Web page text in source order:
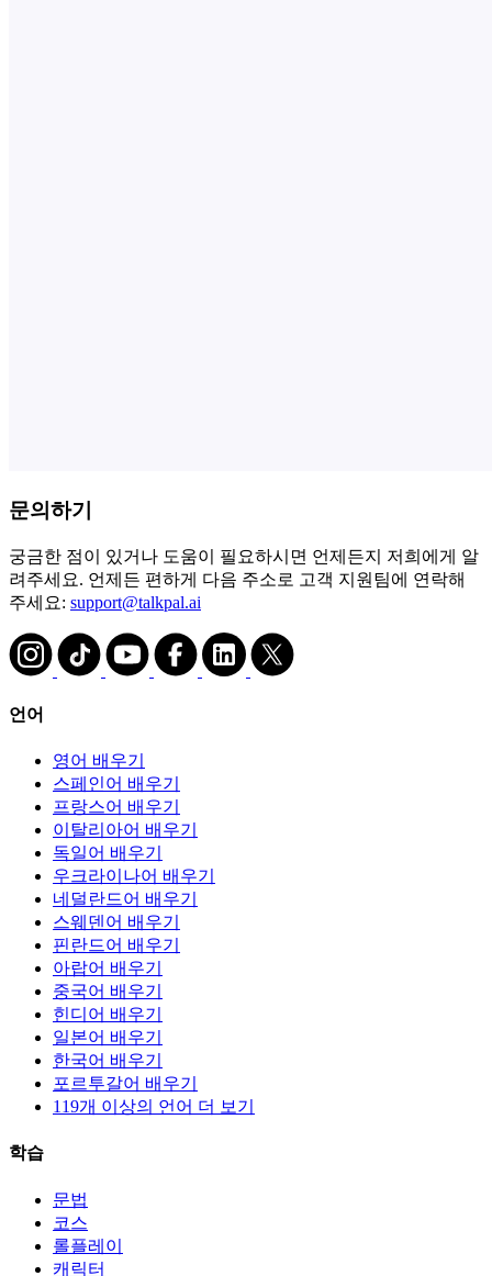
문의하기
궁금한 점이 있거나 도움이 필요하시면 언제든지 저희에게 알
려주세요. 언제든 편하게 다음 주소로 고객 지원팀에 연락해
주세요: support@talkpal.ai
언어
영어 배우기
스페인어 배우기
프랑스어 배우기
이탈리아어 배우기
독일어 배우기
우크라이나어 배우기
네덜란드어 배우기
스웨덴어 배우기
핀란드어 배우기
아랍어 배우기
중국어 배우기
힌디어 배우기
일본어 배우기
한국어 배우기
포르투갈어 배우기
119개 이상의 언어 더 보기
학습
문법
코스
롤플레이
캐릭터